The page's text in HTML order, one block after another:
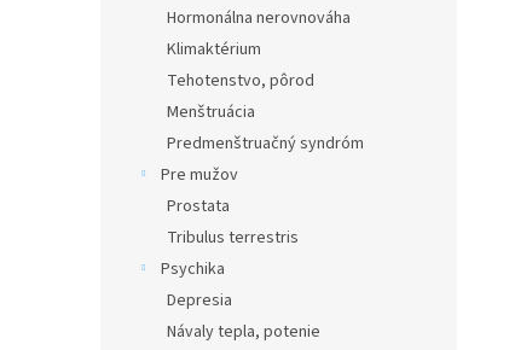
Hormonálna nerovnováha
Klimaktérium
Tehotenstvo, pôrod
Menštruácia
Predmenštruačný syndróm
Pre mužov
Prostata
Tribulus terrestris
Psychika
Depresia
Návaly tepla, potenie